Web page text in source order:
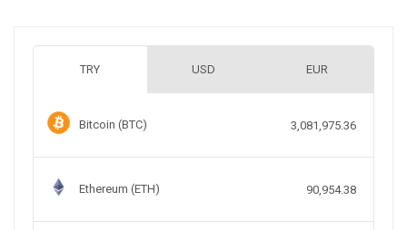
TRY USD EUR
Bitcoin (BTC) 3,081,975.36
Ethereum (ETH) 90,954.38